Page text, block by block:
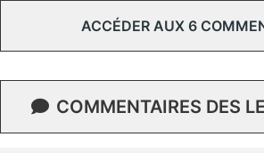
ACCÉDER AUX 6
COMMENTAIRES DES